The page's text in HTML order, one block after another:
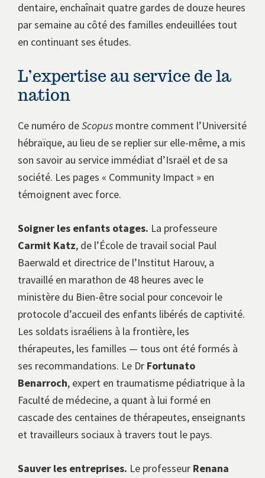
dentaire, enchaînait quatre gardes de douze heures
par semaine au côté des familles endeuillées tout
en continuant ses études.
L’expertise au service de la
nation
Ce numéro deScopus montre comment l’Université
hébraïque, au lieu de se replier sur elle-même, a mis
son savoir au service immédiat d’Israël et de sa
société. Les pages « Community Impact » en
témoignent avec force.
Soigner les enfants otages. La professeure
Carmit Katz, de l’École de travail social Paul
Baerwald et directrice de l’Institut Harouv, a
travaillé en marathon de 48 heures avec le
ministère du Bien-être social pour concevoir le
protocole d’accueil des enfants libérés de captivité.
Les soldats israéliens à la frontière, les
thérapeutes, les familles — tous ont été formés à
ses recommandations. Le Dr Fortunato
Benarroch, expert en traumatisme pédiatrique à la
Faculté de médecine, a quant à lui formé en
cascade des centaines de thérapeutes, enseignants
et travailleurs sociaux à travers tout le pays.
Sauver les entreprises. Le professeur Renana